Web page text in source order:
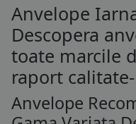
Anvelope
Descopera
toate marcile
raport
Anvelope